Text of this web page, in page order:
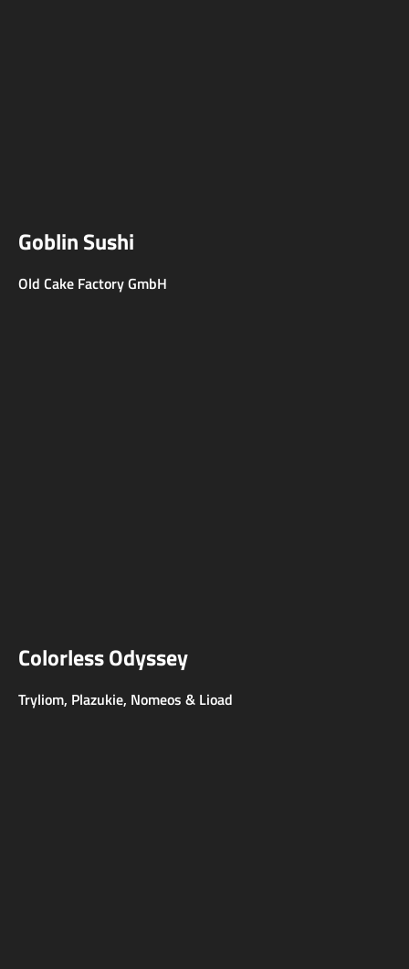
Goblin Sushi
Old Cake Factory GmbH
Colorless Odyssey
Tryliom, Plazukie, Nomeos & Lioad